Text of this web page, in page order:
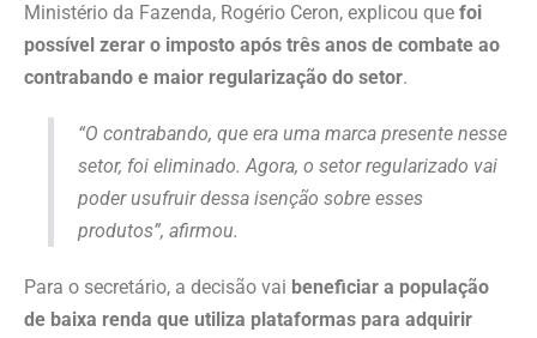
Ministério da Fazenda, Rogério Ceron, explicou que foi
possível zerar o imposto após três anos de combate ao
contrabando e maior regularização do setor.
“O contrabando, que era uma marca presente nesse
setor, foi eliminado. Agora, o setor regularizado vai
poder usufruir dessa isenção sobre esses
produtos”, afirmou.
Para o secretário, a decisão vai beneficiar a população
de baixa renda que utiliza plataformas para adquirir